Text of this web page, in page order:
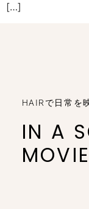
[…]
HAIRで日常を
IN A
MOVIE